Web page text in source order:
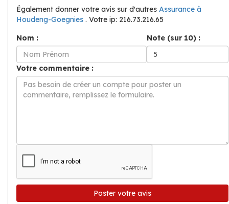
Également donner votre avis sur d'autres Assurance à
Houdeng-Goegnies . Votre ip: 216.73.216.65
Nom :
Note (sur 10) :
Votre commentaire :
Poster votre avis